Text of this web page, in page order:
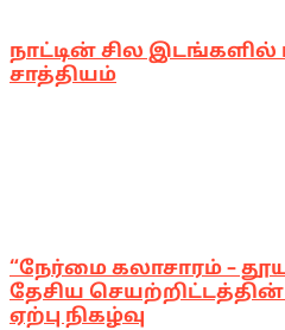
நாட்டின் சில
சாத்தியம்
“நேர்மை கலாசாரம் –
தேசிய
ஏற்பு நிகழ்வு